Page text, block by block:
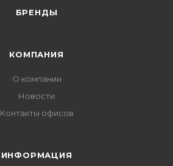
БРЕНДЫ
КОМПАНИЯ
О компании
Новости
Контакты офисов
ИНФОРМАЦИЯ